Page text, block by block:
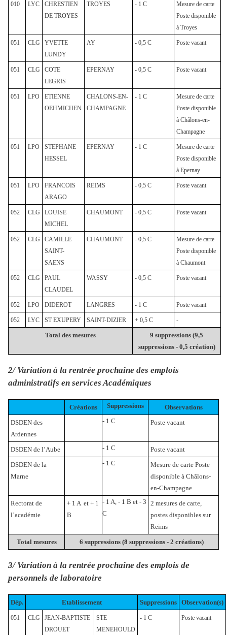
010 LYC
CHRESTIEN
DE TROYES
TROYES - 1 C
Mesure de carte
Poste disponible
à Troyes
051 CLG
YVETTE
LUNDY
AY - 0,5 C Poste vacant
051 CLG
COTE
LEGRIS
EPERNAY - 0,5 C Poste vacant
051 LPO
ETIENNE
OEHMICHEN
CHALONS-EN-
CHAMPAGNE
- 1 C
Mesure de carte
Poste disponible
à Châlons-en-
Champagne
051 LPO
STEPHANE
HESSEL
EPERNAY - 1 C
Mesure de carte
Poste disponible
à Epernay
051 LPO
FRANCOIS
ARAGO
REIMS - 0,5 C Poste vacant
052 CLG
LOUISE
MICHEL
CHAUMONT - 0,5 C Poste vacant
052 CLG
CAMILLE
SAINT-
SAENS
CHAUMONT - 0,5 C
Mesure de carte
Poste disponible
à Chaumont
052 CLG
PAUL
CLAUDEL
WASSY - 0,5 C Poste vacant
052 LPO DIDEROT LANGRES - 1 C Poste vacant
052 LYC ST EXUPERY SAINT-DIZIER + 0,5 C -
Total des mesures
9 suppressions (9,5
suppressions - 0,5 création)
2/ Variation à la rentrée prochaine des emplois
administratifs en services Académiques
Créations Suppressions
Observations
DSDEN des
Ardennes
- 1 C Poste vacant
DSDEN de l’Aube - 1 C
Poste vacant
DSDEN de la
Marne
- 1 C Mesure de carte Poste
disponible à Châlons-
en-Champagne
Rectorat de
l’académie
+ 1 A et + 1
B
- 1 A, - 1 B et - 3
C
2 mesures de carte,
postes disponibles sur
Reims
Total mesures
6 suppressions (8 suppressions - 2 créations)
3/ Variation à la rentrée prochaine des emplois de
personnels de laboratoire
Dép. Etablissement Suppressions Observation(s)
051 CLG
JEAN-BAPTISTE
DROUET
STE
MENEHOULD
- 1 C Poste vacant